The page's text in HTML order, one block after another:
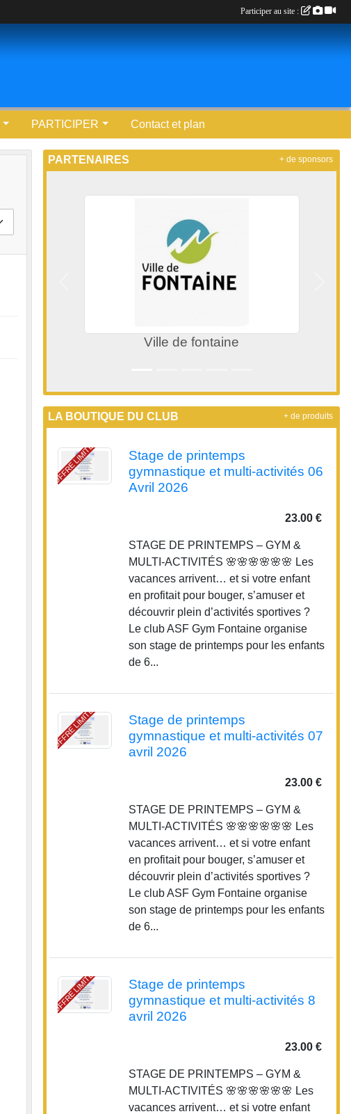
PARTICIPER Contact et plan
PARTENAIRES
Ville de fontaine
+ de sponsors
LA BOUTIQUE DU CLUB
OFFRE LIMITÉE
Stage de printemps
gymnastique et multi-activités 06
Avril 2026
23.00 €
STAGE DE PRINTEMPS – GYM &
MULTI-ACTIVITÉS 🌸🌸🌸🌸🌸🌸 Les
vacances arrivent… et si votre enfant
en profitait pour bouger, s’amuser et
découvrir plein d’activités sportives ?
Le club ASF Gym Fontaine organise
son stage de printemps pour les enfants
de 6...
OFFRE LIMITÉE
Stage de printemps
gymnastique et multi-activités 07
avril 2026
23.00 €
STAGE DE PRINTEMPS – GYM &
MULTI-ACTIVITÉS 🌸🌸🌸🌸🌸🌸 Les
vacances arrivent… et si votre enfant
en profitait pour bouger, s’amuser et
découvrir plein d’activités sportives ?
Le club ASF Gym Fontaine organise
son stage de printemps pour les enfants
de 6...
OFFRE LIMITÉE
Stage de printemps
gymnastique et multi-activités 8
avril 2026
23.00 €
STAGE DE PRINTEMPS – GYM &
MULTI-ACTIVITÉS 🌸🌸🌸🌸🌸🌸 Les
vacances arrivent… et si votre enfant
+ de produits
Participer au site :